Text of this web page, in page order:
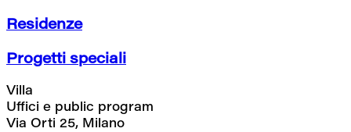
Residenze
Progetti speciali
Villa
Uffici e public program
Via Orti 25, Milano